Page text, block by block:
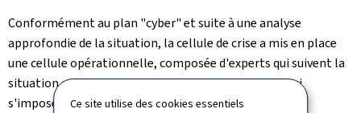
Ce site utilise des cookies essentiels
Conformément au plan "cyber" et suite à une analyse
approfondie de la situation, la cellule de crise a mis en place
une cellule opérationnelle, composée d'experts qui suivent la
situation en permanence et prennent les mesures qui
s'imposent.